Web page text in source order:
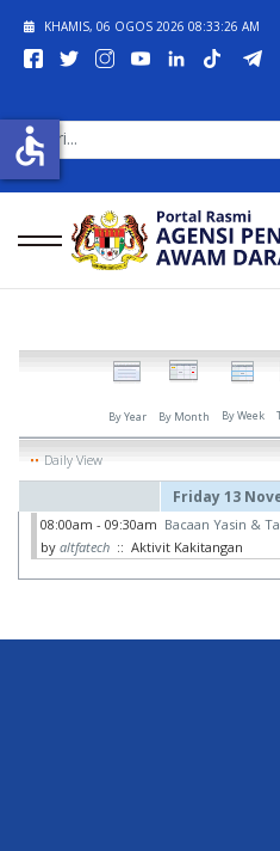
KHAMIS, 06 OGOS 2026 08:33:26 AM
CARI...
By Year By Month By Week
Daily View
Friday 13
08:00am - 09:30am Bacaan Yasin &
by altfatech :: Aktivit Kakitangan
accessible